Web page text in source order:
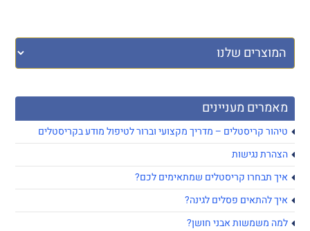
מאמרים מעניינים
טיהור קריסטלים – מדריך מקצועי וברור לטיפול מודע בקריסטלים
הצהרת נגישות
איך תבחרו קריסטלים שמתאימים לכם?
איך להתאים פסלים לגינה?
למה משמשות אבני חושן?